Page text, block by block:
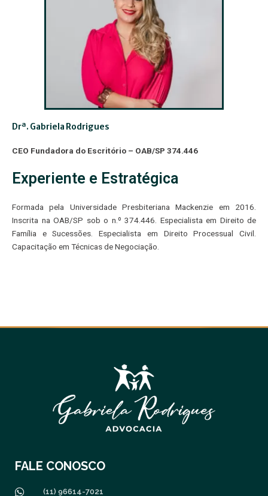
Drª. Gabriela Rodrigues
CEO Fundadora do Escritório – OAB/SP 374.446
Experiente e Estratégica
Formada pela Universidade Presbiteriana Mackenzie em 2016.
Inscrita na OAB/SP sob o n.º 374.446. Especialista em Direito de
Família e Sucessões. Especialista em Direito Processual Civil.
Capacitação em Técnicas de Negociação.
FALE CONOSCO
(11) 96614-7021